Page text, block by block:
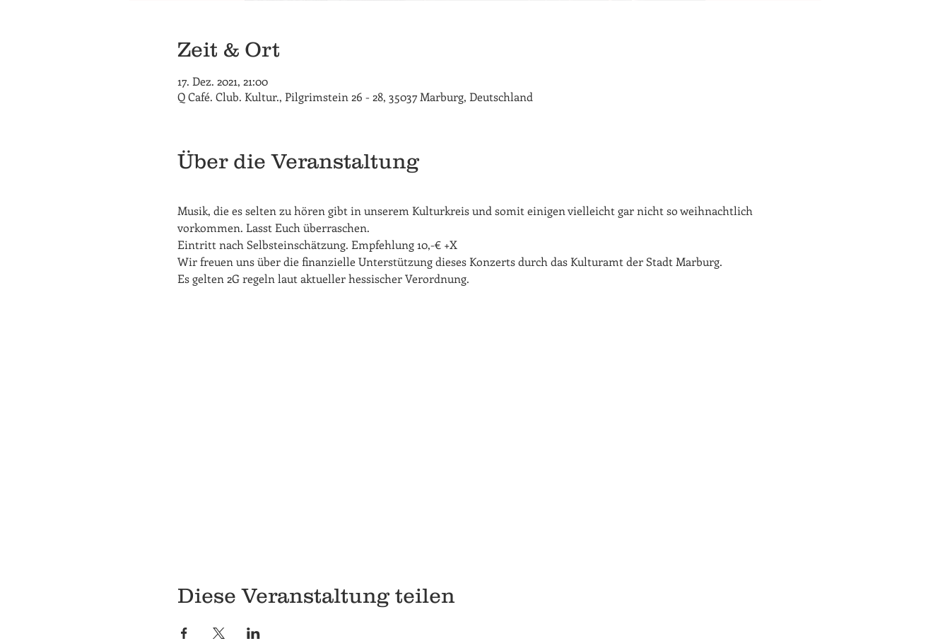
Zeit & Ort
17. Dez. 2021, 21:00
Q Café. Club. Kultur., Pilgrimstein 26 - 28, 35037 Marburg, Deutschland
Über die Veranstaltung
Musik, die es selten zu hören gibt in unserem Kulturkreis und somit einigen vielleicht gar nicht so weihnachtlich
vorkommen. Lasst Euch überraschen.
Eintritt nach Selbsteinschätzung. Empfehlung 10,-€ +X
Wir freuen uns über die finanzielle Unterstützung dieses Konzerts durch das Kulturamt der Stadt Marburg.
Es gelten 2G regeln laut aktueller hessischer Verordnung.
Diese Veranstaltung teilen